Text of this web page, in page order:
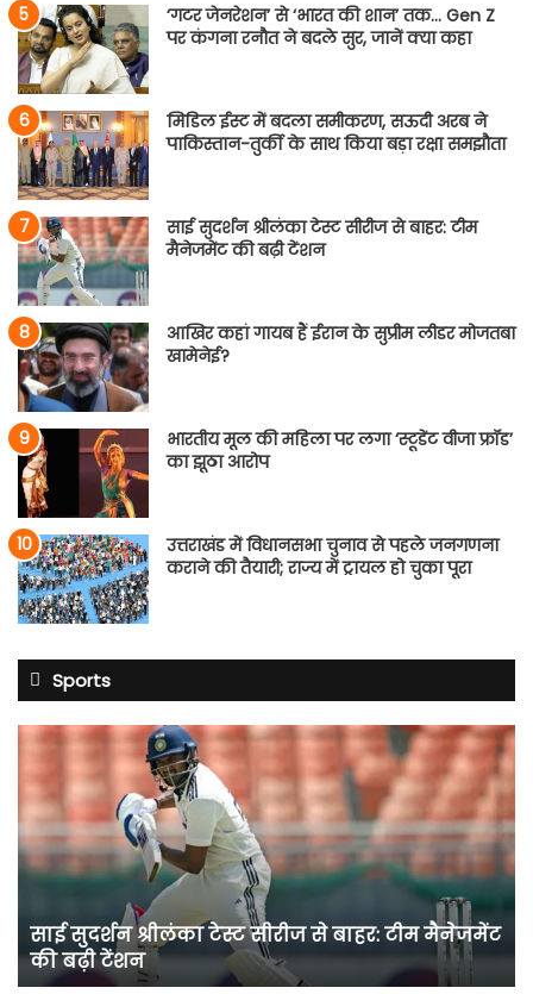
‘गटर जेनरेशन’ से ‘भारत की शान’ तक… Gen Z
पर कंगना रनौत ने बदले सुर, जानें क्या कहा
मिडिल ईस्ट में बदला समीकरण, सऊदी अरब ने
पाकिस्तान-तुर्की के साथ किया बड़ा रक्षा समझौता
साई सुदर्शन श्रीलंका टेस्ट सीरीज से बाहर: टीम
मैनेजमेंट की बढ़ी टेंशन
आखिर कहां गायब हैं ईरान के सुप्रीम लीडर मोजतबा
खामेनेई?
भारतीय मूल की महिला पर लगा ‘स्टूडेंट वीजा फ्रॉड’
का झूठा आरोप
उत्तराखंड में विधानसभा चुनाव से पहले जनगणना
कराने की तैयारी; राज्य में ट्रायल हो चुका पूरा
Sports
साई
श्रीलंका
सीरीज
से
मैनेजमेंट
की
बढ़ी
साई सुदर्शन श्रीलंका टेस्ट सीरीज से बाहर: टीम मैनेजमेंट
की बढ़ी टेंशन